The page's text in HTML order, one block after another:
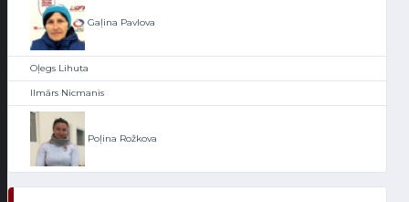
Gaļina Pavlova
Oļegs Lihuta
Ilmārs Nicmanis
Poļina Rožkova